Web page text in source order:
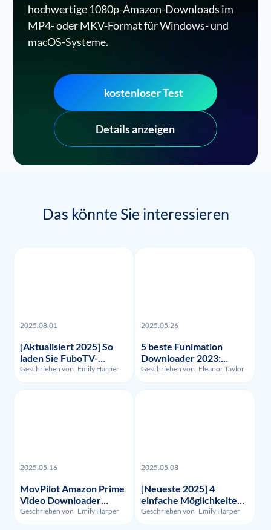
hochwertige 1080p-Amazon-Downloads im
MP4- oder MKV-Format für Windows- und
macOS-Systeme.
kostenloser Test
Details anzeigen
Das könnte Sie interessieren
2025.08.01
[Aktualisiert 2025] So
laden Sie FuboTV-
Aufnahmen und -Videos
herunter?
Geschrieben von Emily Harper
2025.05.26
5 beste Funimation
Downloader 2023:
Getestet und verglichen
Geschrieben von Eleanor Taylor
2025.05.16
MovPilot Amazon Prime
Video Downloader
Bewertung - Illegalität,
Nutzung und Preis
Geschrieben von Emily Harper
2025.05.08
[Neueste 2025] 4
einfache Möglichkeiten,
um HBO Max
aufzunehmen
Geschrieben von Emily Harper